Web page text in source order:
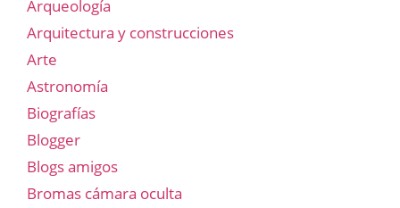
Arqueología
Arquitectura y construcciones
Arte
Astronomía
Biografías
Blogger
Blogs amigos
Bromas cámara oculta